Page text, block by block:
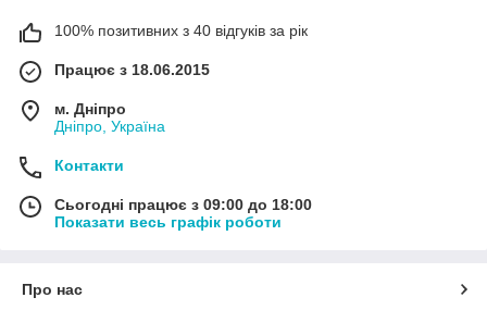
100% позитивних з 40 відгуків за рік
Працює з 18.06.2015
м. Дніпро
Дніпро, Україна
Контакти
Сьогодні працює з 09:00 до 18:00
Показати весь графік роботи
Про нас